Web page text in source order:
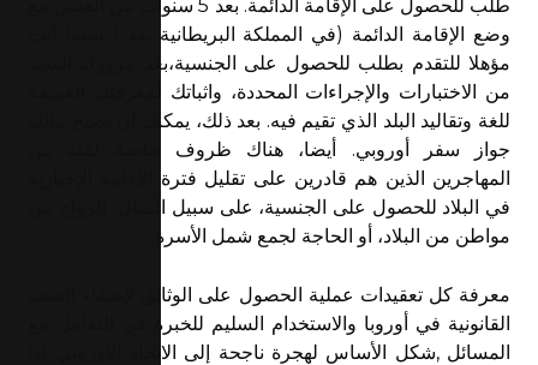
طلب للحصول على الإقامة الدائمة. بعد 5 سنوات من العيش مع
مؤهلا للتقدم بطلب للحصول على الجنسية،بعد مرورك العديد
من الاختبارات والإجراءات المحددة، واثباتك لمعرفتك العميقة
للغة وتقاليد البلد الذي تقيم فيه. بعد ذلك، يمكنك أن تصبح مالك
جواز سفر أوروبي. أيضا، هناك ظروف خاصة لفئة من
المهاجرين الذين هم قادرين على تقليل فترة الإقامة الإجبارية
في البلاد للحصول على الجنسية، على سبيل المثال، الزواج من
مواطن من البلاد، أو الحاجة لجمع شمل الأسرة.
معرفة كل تعقيدات عملية الحصول على الوثائق لإضفاء الصفة
القانونية في أوروبا والاستخدام السليم للخبرة في التعامل مع
المسائل ,شكل الأساس لهجرة ناجحة إلى الاتحاد الأوروبي. إذا